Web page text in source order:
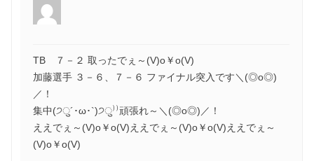
TB ７－２ 取ったでぇ～(V)o￥o(V)
加藤選手 ３－６、７－６ ファイナル突入です＼(◎o◎)
／！
集中(੭ु´･ω･`)੭ु⁾⁾頑張れ～＼(◎o◎)／！
ええでぇ～(V)o￥o(V)ええでぇ～(V)o￥o(V)ええでぇ～
(V)o￥o(V)